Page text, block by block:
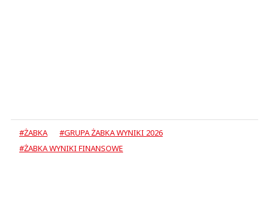
#ŻABKA
#GRUPA ŻABKA WYNIKI 2026
#ŻABKA WYNIKI FINANSOWE